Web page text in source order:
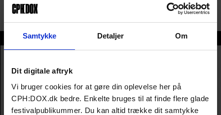
Samtykke Detaljer Om
Dit digitale aftryk
Vi bruger cookies for at gøre din oplevelse her på
CPH:DOX.dk bedre. Enkelte bruges til at finde flere glade
festivalpublikummer. Du kan altid trække dit samtykke
VRT, the public broadcaster of the Flemish community in Belgium.
Tom Bleyaert